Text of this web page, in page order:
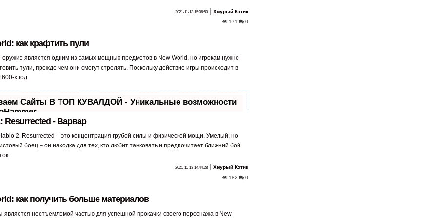
2021-11-13 15:06:50
Хмурый Котик
171
0
как крафтить пули
оружие является одним из самых мощных предметов в New World, но игрокам нужно
пули, прежде чем они смогут стрелять. Поскольку действие игры происходит в
х год
Сайты В ТОП КУВАЛДОЙ - Уникальные возможности
ссылка анализируется по трем пакетам оценки:
делает продвижение сайта прозрачным и простым занятием.
вечные ссылки, статьи, упоминания, пресс-релизы - используйте по
потенциал SeoHammer для продвижения вашего сайта.
ссылок с высокой степенью качества у лучших бирж ссылок.
проверка качества ссылок по более чем 100 показателям и
Resurrected - Варвар
2: Resurrected – это концентрация грубой силы и физической мощи. Умелый, но
боец – он находка для тех, кто любит танковать и предпочитает ближний бой.
2021-11-13 14:44:28
Хмурый Котик
182
0
как получить больше материалов
является неотъемлемой частью для успешной прокачки своего персонажа в New